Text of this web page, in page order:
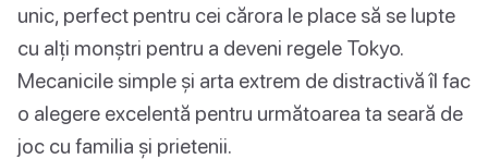
unic, perfect pentru cei cărora le place să se lupte
cu alți monștri pentru a deveni regele Tokyo.
Mecanicile simple și arta extrem de distractivă îl fac
o alegere excelentă pentru următoarea ta seară de
joc cu familia și prietenii.